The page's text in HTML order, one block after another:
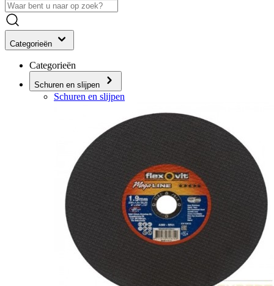
Categorieën
Categorieën
Schuren en slijpen
Schuren en slijpen